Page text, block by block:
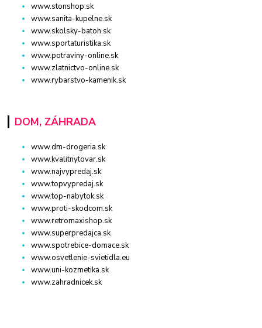
www.stonshop.sk
www.sanita-kupelne.sk
www.skolsky-batoh.sk
www.sportaturistika.sk
www.potraviny-online.sk
www.zlatnictvo-online.sk
www.rybarstvo-kamenik.sk
DOM, ZÁHRADA
www.dm-drogeria.sk
www.kvalitnytovar.sk
www.najvypredaj.sk
www.topvypredaj.sk
www.top-nabytok.sk
www.proti-skodcom.sk
www.retromaxishop.sk
www.superpredajca.sk
www.spotrebice-domace.sk
www.osvetlenie-svietidla.eu
www.uni-kozmetika.sk
www.zahradnicek.sk